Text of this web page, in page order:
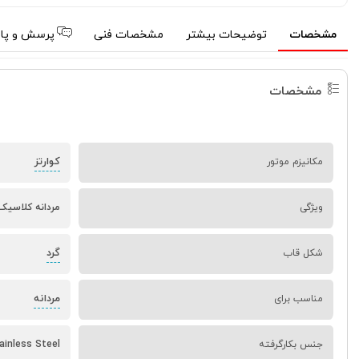
مشخصات توضیحات بیشتر مشخصات فنی پرسش و
مشخصات
مکانیزم موتور کوارتز
ویژگی مردانه
شکل قاب گرد
مناسب برای مردانه
جنس بکارگرفته Steel